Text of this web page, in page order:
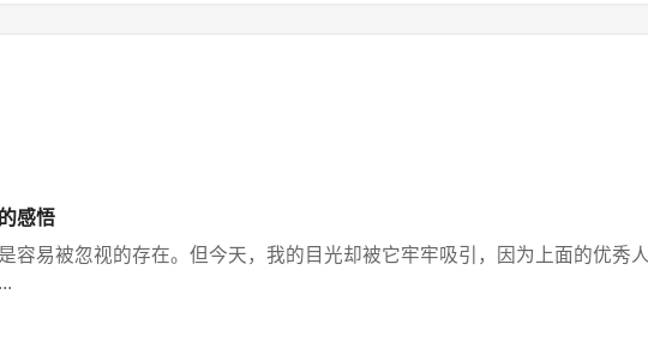
感悟
容易被忽视的存在。但今天，我的目光却被它牢牢吸引，因为上面的优秀人